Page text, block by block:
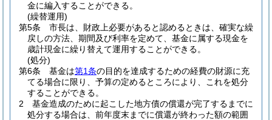
金に編入することができる。
(繰替運用)
第5条
市長は、財政上必要があると認めるときは、確実な繰
戻しの方法、期間及び利率を定めて、基金に属する現金を
歳計現金に繰り替えて運用することができる。
(処分)
第6条
基金は第1条の目的を達成するための経費の財源に充
てる場合に限り、予算の定めるところにより、これを処分
することができる。
2
基金造成のために起こした地方債の償還が完了するまでに
処分する場合は、前年度末までに償還が終わった額の範囲